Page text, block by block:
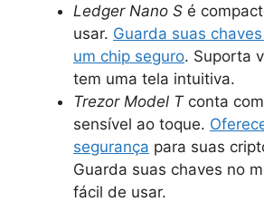
Ledger Nano S é
usar. Guarda suas
um chip seguro. Suporta
tem uma tela intuitiva.
Trezor Model Tconta
sensível ao toque.
segurança para suas
Guarda suas chaves no
fácil de usar.